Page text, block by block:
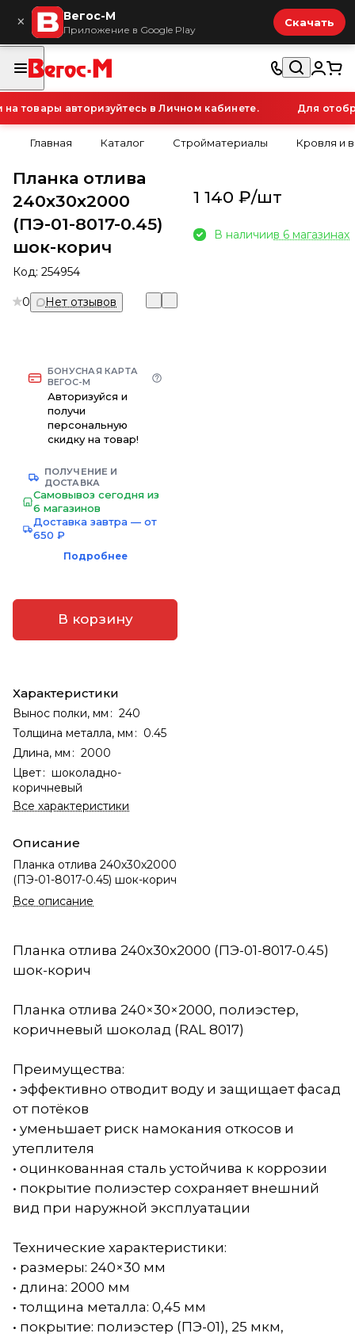
× Вегос-М
Приложение в Google Play
Скачать
авторизуйтесь в Личном кабинете. Для
Главная Каталог Стройматериалы Кровля и
Планка отлива
240х30х2000
(ПЭ-01-8017-0.45)
шок-корич
Код: 254954
0 Нет отзывов
БОНУСНАЯ КАРТА
ВЕГОС-М
Авторизуйся и
получи
персональную
скидку на товар!
ПОЛУЧЕНИЕ И
ДОСТАВКА
Самовывоз сегодня из
6 магазинов
Доставка завтра — от
650 ₽
Подробнее
В корзину
Характеристики
Вынос полки, мм : 240
Толщина металла, мм : 0.45
Длина, мм : 2000
Цвет: шоколадно-
коричневый
Все характеристики
Описание
Планка отлива 240х30х2000
(ПЭ-01-8017-0.45) шок-корич
Все описание
1 140 ₽/шт
В наличиив 6 магазинах
Планка отлива 240х30х2000 (ПЭ-01-8017-0.45)
шок-корич
Планка отлива 240×30×2000, полиэстер,
коричневый шоколад (RAL 8017)
Преимущества:
• эффективно отводит воду и защищает фасад
от потёков
• уменьшает риск намокания откосов и
утеплителя
• оцинкованная сталь устойчива к коррозии
• покрытие полиэстер сохраняет внешний
вид при наружной эксплуатации
Технические характеристики:
• размеры: 240×30 мм
• длина: 2000 мм
• толщина металла: 0,45 мм
• покрытие: полиэстер (ПЭ-01), 25 мкм,